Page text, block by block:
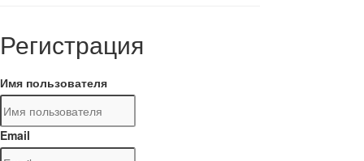
Регистрация
Имя пользователя
Email